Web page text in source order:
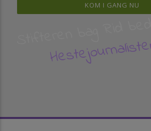
KOM I GANG NU
Stifteren bag Rid